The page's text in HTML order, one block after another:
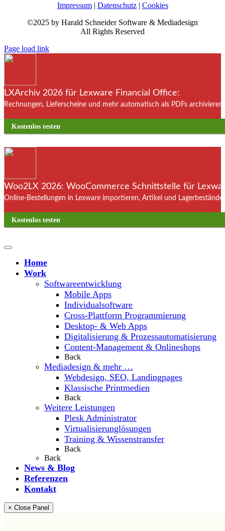
Impressum| Datenschutz| Cookies
©2025 by Harald Schneider Software & Mediadesign
All Rights Reserved
Page load link
LXArchiv 2026 für Lexware Financial Office:
Rechnungen, Lieferscheine und mehr automatisch als PDFs
Kostenlos testen
Woo2LX 2026: WooCommerce Schnittstelle für
Online-Bestellungen in Lexware importieren, Artikel und
Kostenlos testen
Home
Work
Softwareentwicklung
Mobile Apps
Individualsoftware
Cross-Plattform Programmierung
Desktop- & Web Apps
Digitalisierung & Prozessautomatisierung
Content-Management & Onlineshops
Back
Mediadesign & mehr …
Webdesign, SEO, Landingpages
Klassische Printmedien
Back
Weitere Leistungen
Plesk Administrator
Virtualisierunglösungen
Training & Wissenstransfer
Back
Back
News & Blog
Referenzen
Kontakt
× Close Panel